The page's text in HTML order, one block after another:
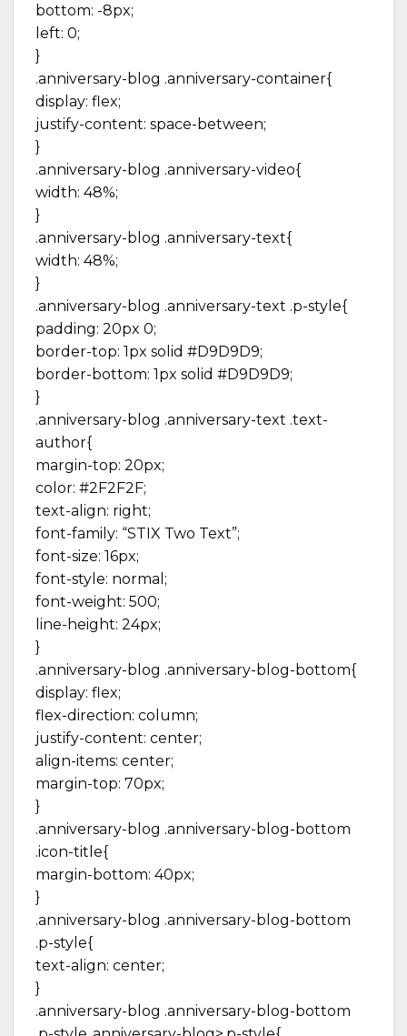
bottom: -8px;
left: 0;
}
.anniversary-blog .anniversary-container{
display: flex;
justify-content: space-between;
}
.anniversary-blog .anniversary-video{
width: 48%;
}
.anniversary-blog .anniversary-text{
width: 48%;
}
.anniversary-blog .anniversary-text .p-style{
padding: 20px 0;
border-top: 1px solid #D9D9D9;
border-bottom: 1px solid #D9D9D9;
}
.anniversary-blog .anniversary-text .text-
author{
margin-top: 20px;
color: #2F2F2F;
text-align: right;
font-family: “STIX Two Text”;
font-size: 16px;
font-style: normal;
font-weight: 500;
line-height: 24px;
}
.anniversary-blog .anniversary-blog-bottom{
display: flex;
flex-direction: column;
justify-content: center;
align-items: center;
margin-top: 70px;
}
.anniversary-blog .anniversary-blog-bottom
.icon-title{
margin-bottom: 40px;
}
.anniversary-blog .anniversary-blog-bottom
.p-style{
text-align: center;
}
.anniversary-blog .anniversary-blog-bottom